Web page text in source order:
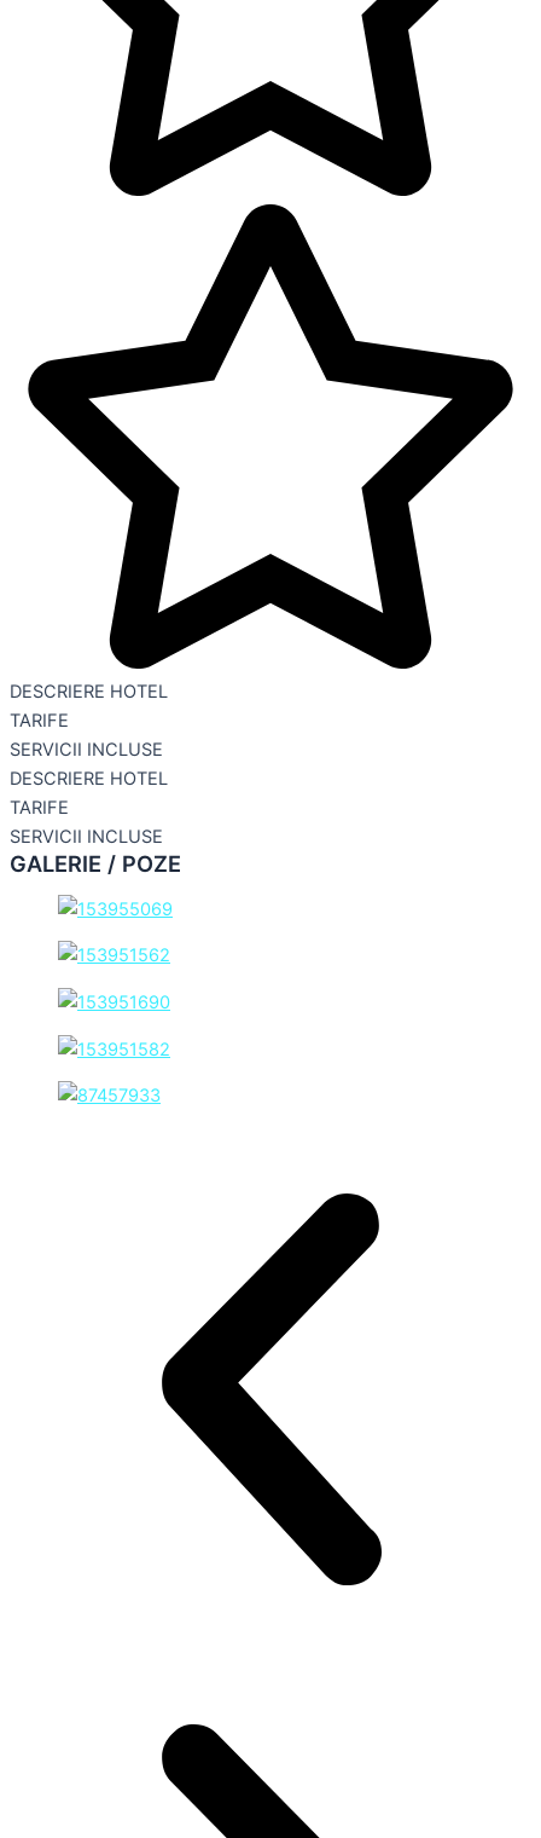
DESCRIERE HOTEL
TARIFE
SERVICII INCLUSE
DESCRIERE HOTEL
TARIFE
SERVICII INCLUSE
GALERIE / POZE